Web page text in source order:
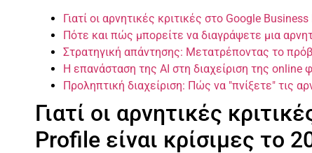
Γιατί οι αρνητικές κριτικές στο Google
Πότε και πώς μπορείτε να διαγράψετε μια
Στρατηγική απάντησης: Μετατρέποντας το
Η επανάσταση της AI στη διαχείριση της online
Προληπτική διαχείριση: Πώς να "πνίξετε" τις
Γιατί οι αρνητικές
Profile είναι κρίσιμες το